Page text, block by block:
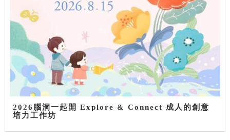
2026腦洞一起開 Explore & Connect 成人的創意
培力工作坊